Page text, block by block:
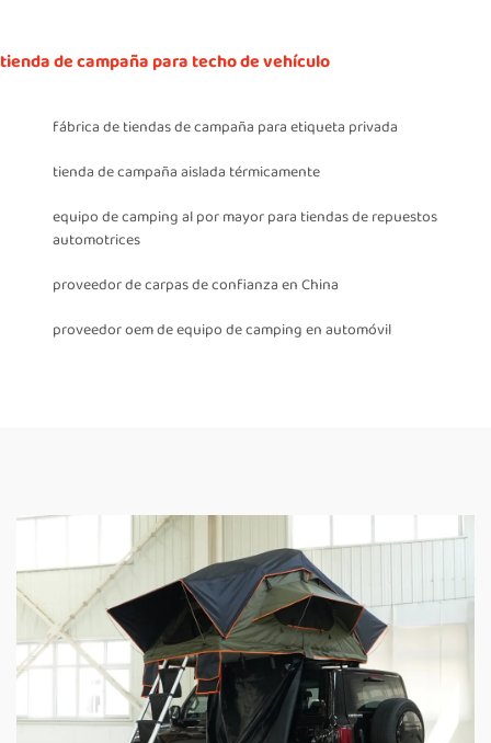
tienda de campaña para techo de vehículo
fábrica de tiendas de campaña para etiqueta privada
tienda de campaña aislada térmicamente
equipo de camping al por mayor para tiendas de repuestos
automotrices
proveedor de carpas de confianza en China
proveedor oem de equipo de camping en automóvil